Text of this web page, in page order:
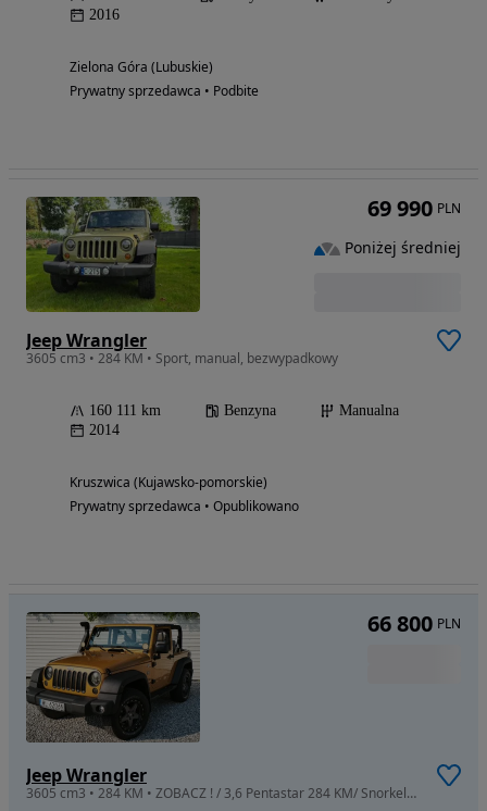
2016
Zielona Góra (Lubuskie)
Prywatny sprzedawca • Podbite
Jeep Wrangler
3605 cm3 • 284 KM • Sport, manual, bezwypadkowy
160 111 km Benzyna
Manualna
2014
Kruszwica (Kujawsko-pomorskie)
Prywatny sprzedawca • Opublikowano
69 990 PLN
Poniżej średniej
Jeep Wrangler
3605 cm3 • 284 KM • ZOBACZ ! / 3,6 Pentastar 284 KM/ Snorkel/ Opony Scorpion
66 800 PLN